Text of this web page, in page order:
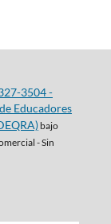
3504 -
Educadores
bajo
- Sin